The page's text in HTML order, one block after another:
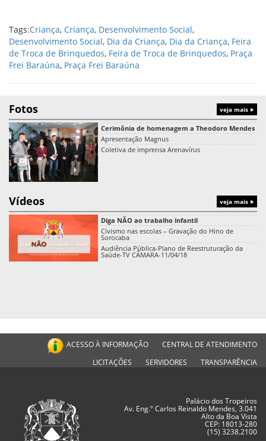
Tags:Criança, Criança, Desenvolvimento Social,
Desenvolvimento Social, Dia da Criança, Dia da Criança, Feira
de Troca de Brinquedos, Feira de Troca de Brinquedos, Praça
Frei Baraúna, Praça Frei Baraúna
Fotos veja mais
Cerimônia de homenagem a Theodoro Mendes
Apresentação Magnus
Coletiva de imprensa Arenavírus
Vídeos veja mais
Diga NÃO ao trabalho infantil
Civismo nas escolas – Gravação do Hino de
Sorocaba
Audiência Pública-Plano de Reestruturação da
Saúde-TV CÂMARA-11/04/18
ACESSO À INFORMAÇÃO
CENTRAL DE ATENDIMENTO
LICITAÇÕES
SERVIDORES TRANSPARÊNCIA
Palácio dos Tropeiros
Av. Eng.º Carlos Reinaldo Mendes, 3.041
Alto da Boa Vista
CEP: 18013-280
(15) 3238.2100